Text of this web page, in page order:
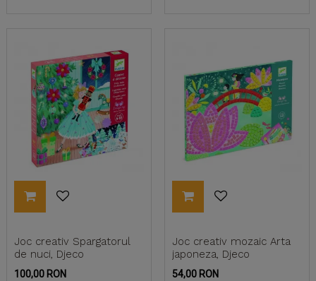
Joc creativ Spargatorul
de nuci, Djeco
Pret
100,00 RON
Joc creativ mozaic Arta
japoneza, Djeco
Pret
54,00 RON